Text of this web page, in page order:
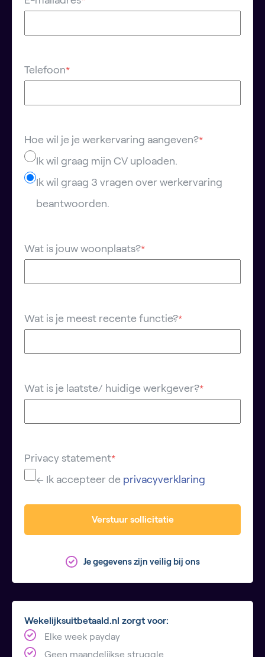
Telefoon*
Hoe wil je je werkervaring aangeven?*
Ik wil graag mijn CV uploaden.
Ik wil graag 3 vragen over werkervaring
beantwoorden.
Wat is jouw woonplaats?*
Wat is je meest recente functie?*
Wat is je laatste/ huidige werkgever?*
Privacy statement*
← Ik accepteer de privacyverklaring
Verstuur sollicitatie
Je gegevens zijn veilig bij ons
Wekelijksuitbetaald.nl zorgt voor:
Elke week payday
Geen maandelijkse struggle